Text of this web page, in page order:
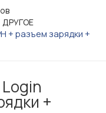
ДРУГОЕ
+ разъем зарядки +
+